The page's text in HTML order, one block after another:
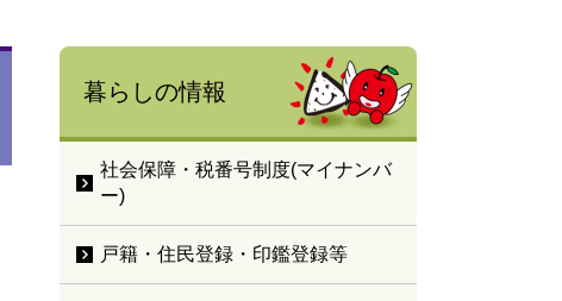
暮らしの情報
社会保障・税番号制度(マイナンバ
ー)
戸籍・住民登録・印鑑登録等